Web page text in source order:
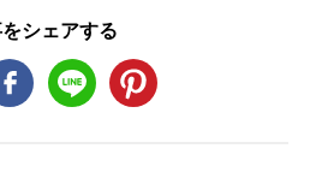
シェアする